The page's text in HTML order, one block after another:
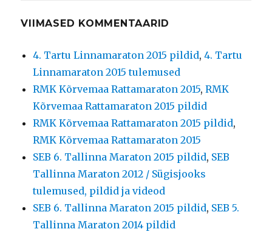
VIIMASED KOMMENTAARID
4. Tartu Linnamaraton 2015 pildid,4. Tartu
Linnamaraton 2015 tulemused
RMK Kõrvemaa Rattamaraton 2015,RMK
Kõrvemaa Rattamaraton 2015 pildid
RMK Kõrvemaa Rattamaraton 2015 pildid,
RMK Kõrvemaa Rattamaraton 2015
SEB 6. Tallinna Maraton 2015 pildid, SEB
Tallinna Maraton 2012 / Sügisjooks
tulemused, pildid ja videod
SEB 6. Tallinna Maraton 2015 pildid, SEB 5.
Tallinna Maraton 2014 pildid